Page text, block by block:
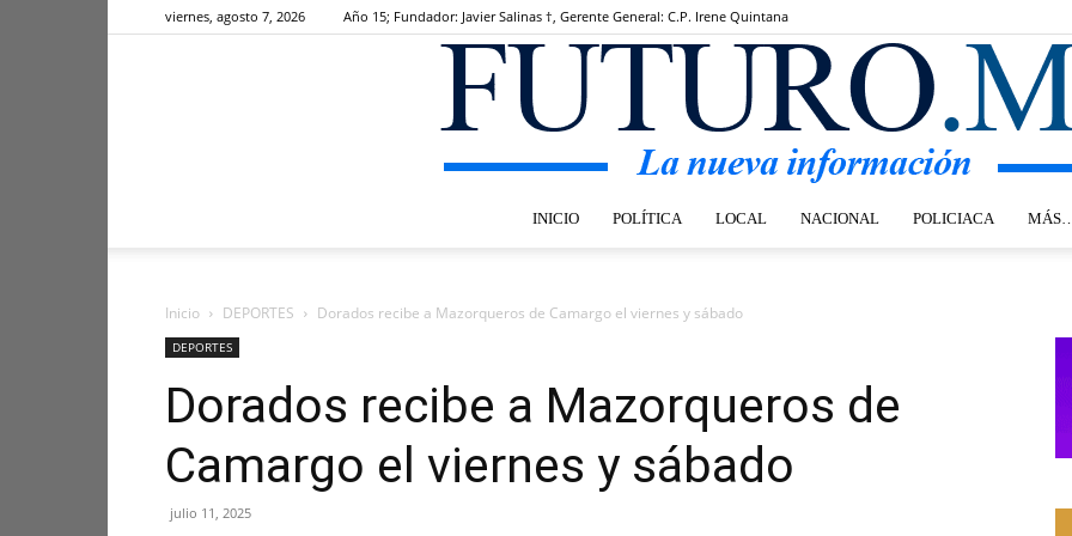
viernes, agosto 7, 2026 Año 15; Fundador: Javier Salinas †, Gerente General: C.P. Irene Quintana
INICIO POLÍTICA LOCAL NACIONAL POLICIACA
Inicio DEPORTES Dorados recibe a Mazorqueros de Camargo el viernes y sábado
DEPORTES
Dorados recibe a Mazorqueros de
Camargo el viernes y sábado
julio 11, 2025